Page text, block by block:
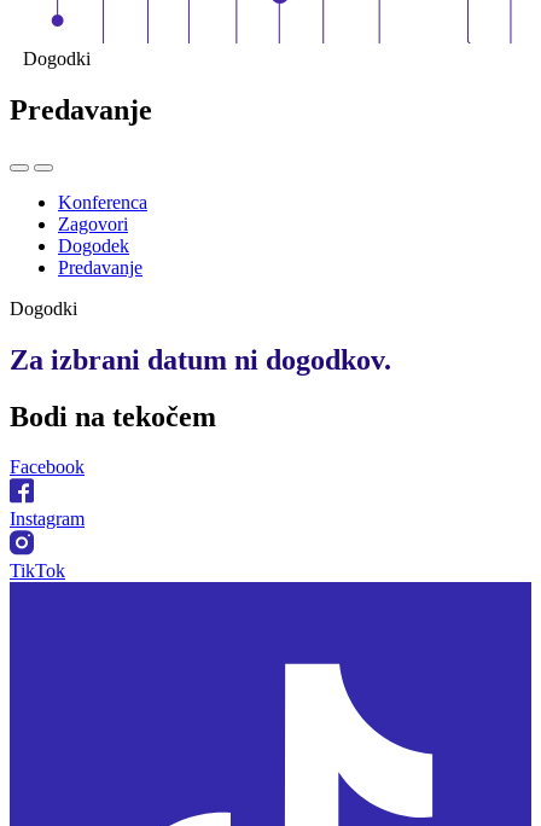
Dogodki
Predavanje
Konferenca
Zagovori
Dogodek
Predavanje
Dogodki
Za izbrani datum ni dogodkov.
Bodi na tekočem
Facebook
Instagram
TikTok